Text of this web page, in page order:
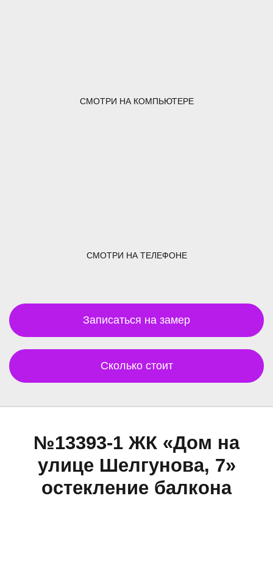
СМОТРИ НА КОМПЬЮТЕРЕ
СМОТРИ НА ТЕЛЕФОНЕ
Записаться на замер
Сколько стоит
№13393-1 ЖК «Дом на
улице Шелгунова, 7»
остекление балкона